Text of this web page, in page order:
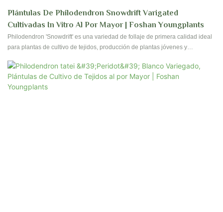
Plántulas De Philodendron Snowdrift Varigated
Cultivadas In Vitro Al Por Mayor | Foshan Youngplants
Philodendron 'Snowdrift' es una variedad de follaje de primera calidad ideal
para plantas de cultivo de tejidos, producción de plantas jóvenes y
atractivo visual fuerte y un rendimiento de crecimiento constante para
cultivadores y viveros profesionales.